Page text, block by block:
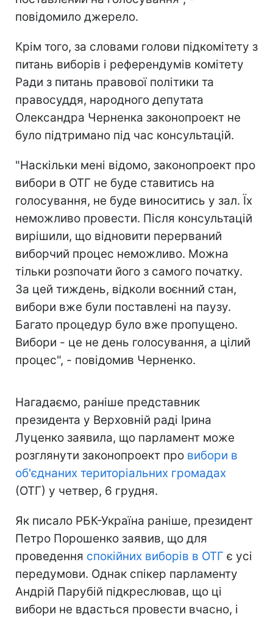
повідомило джерело.
Крім того, за словами голови підкомітету з
питань виборів і референдумів комітету
Ради з питань правової політики та
правосуддя, народного депутата
Олександра Черненка законопроект не
було підтримано під час консультацій.
"Наскільки мені відомо, законопроект про
вибори в ОТГ не буде ставитись на
голосування, не буде виноситись у зал. Їх
неможливо провести. Після консультацій
вирішили, що відновити перерваний
виборчий процес неможливо. Можна
тільки розпочати його з самого початку.
За цей тиждень, відколи воєнний стан,
вибори вже були поставлені на паузу.
Багато процедур було вже пропущено.
Вибори - це не день голосування, а цілий
процес", - повідомив Черненко.
Нагадаємо, раніше представник
президента у Верховній раді Ірина
Луценко заявила, що парламент може
розглянути законопроект про вибори в
об'єднаних територіальних громадах
(ОТГ) у четвер, 6 грудня.
Як писало РБК-Україна раніше, президент
Петро Порошенко заявив, що для
проведення спокійних виборів в ОТГ є усі
передумови. Однак спікер парламенту
Андрій Парубій підкреслював, що ці
вибори не вдасться провести вчасно, і